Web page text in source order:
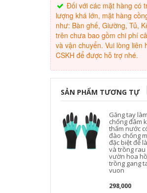
Đối với các mặt hàng có
lượng khá lớn, mặt hàng
như: Bàn ghế, Giường, Tủ,
trên chưa bao gồm chi phí
và vận chuyển. Vui lòng liên
CSKH để được hỗ trợ nhé.
SẢN PHẨM TƯƠNG TỰ
Găng tay
chống đâm
thấm nước
đào chống
đặc biệt để
và trồng rau
vườn hoa
trồng gang
vuon
298,000